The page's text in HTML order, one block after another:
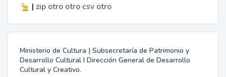
| zip otro otro csv otro
Ministerio de Cultura | Subsecretaría de Patrimonio y
Desarrollo Cultural I Dirección General de Desarrollo
Cultural y Creativo.